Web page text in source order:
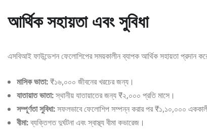
আর্থিক সহায়তা এবং সুবিধা
এসবিআই ফাউন্ডেশন ফেলোশিপের সময়কালীন ব্যাপক আর্থিক সহায়তা প্রদান
মাসিক ভাতা:₹১৬,০০০ জীবনের খরচের জন্য।
যাতায়াত ভাতা:স্থানীয় যাতায়াতের জন্য ₹২,০০০ প্রতি মাসে।
সম্পূর্ণতা সুবিধা:সফলভাবে ফেলোশিপ সম্পন্ন করার পর ₹১,১০,০০০
বীমা:ব্যক্তিগত দুর্ঘটনা এবং স্বাস্থ্য বীমা কভারেজ।